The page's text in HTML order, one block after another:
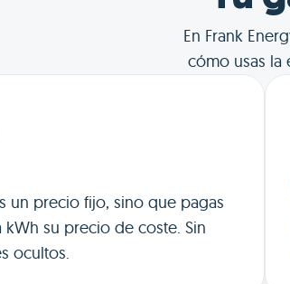
En Frank
cómo usas la
un precio fijo, sino que pagas
kWh su precio de coste. Sin
ocultos.